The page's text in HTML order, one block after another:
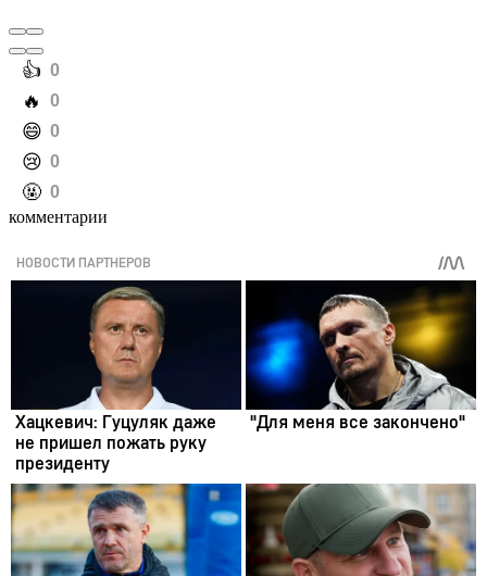
️👍 0
️🔥 0
️😄 0
️😢 0
️🤬 0
комментарии